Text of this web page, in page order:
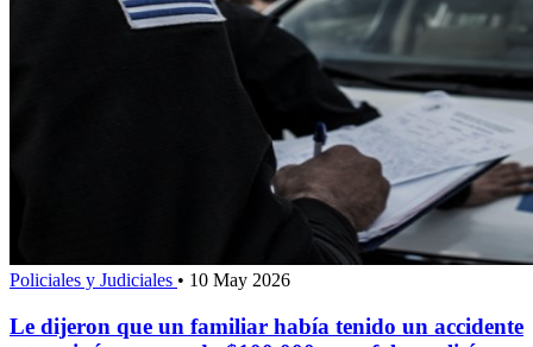
Policiales y Judiciales • 10 May 2026
Le dijeron que un familiar había tenido un accidente